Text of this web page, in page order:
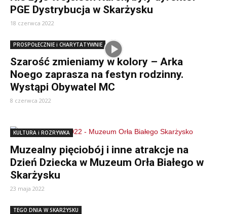
PGE Dystrybucja w Skarżysku
18 czerwca 2022
PROSPOŁECZNIE i CHARYTATYWNIE
Szarość zmieniamy w kolory – Arka
Noego zaprasza na festyn rodzinny.
Wystąpi Obywatel MC
8 czerwca 2022
KULTURA i ROZRYWKA
Muzealny pięciobój i inne atrakcje na
Dzień Dziecka w Muzeum Orła Białego w
Skarżysku
23 maja 2022
TEGO DNIA W SKARŻYSKU